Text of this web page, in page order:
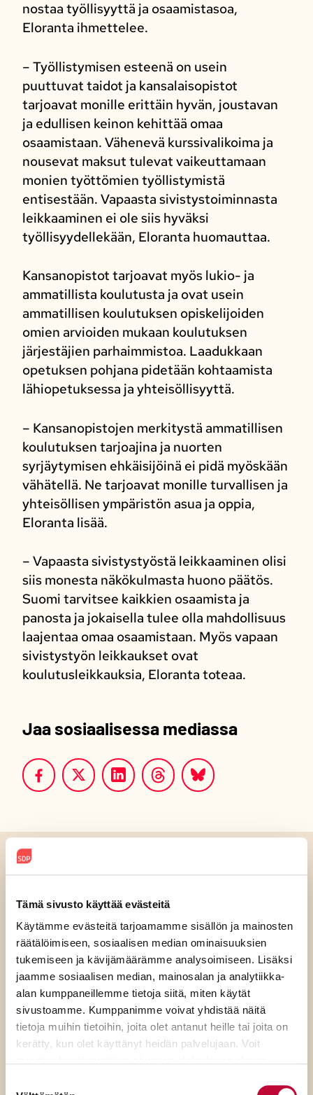
Tämä sivusto käyttää evästeitä
Käytämme evästeitä tarjoamamme sisällön ja mainosten
räätälöimiseen, sosiaalisen median ominaisuuksien
tukemiseen ja kävijämäärämme analysoimiseen. Lisäksi
jaamme sosiaalisen median, mainosalan ja analytiikka-
alan kumppaneillemme tietoja siitä, miten käytät
sivustoamme. Kumppanimme voivat yhdistää näitä
tietoja muihin tietoihin, joita olet antanut heille tai joita on
kerätty, kun olet käyttänyt heidän palvelujaan. Voit
nostaa työllisyyttä ja osaamistasoa,
Eloranta ihmettelee.
– Työllistymisen esteenä on usein
puuttuvat taidot ja kansalaisopistot
tarjoavat monille erittäin hyvän, joustavan
ja edullisen keinon kehittää omaa
osaamistaan. Vähenevä kurssivalikoima ja
nousevat maksut tulevat vaikeuttamaan
monien työttömien työllistymistä
entisestään. Vapaasta sivistystoiminnasta
leikkaaminen ei ole siis hyväksi
työllisyydellekään, Eloranta huomauttaa.
Kansanopistot tarjoavat myös lukio- ja
ammatillista koulutusta ja ovat usein
ammatillisen koulutuksen opiskelijoiden
omien arvioiden mukaan koulutuksen
järjestäjien parhaimmistoa. Laadukkaan
opetuksen pohjana pidetään kohtaamista
lähiopetuksessa ja yhteisöllisyyttä.
– Kansanopistojen merkitystä ammatillisen
koulutuksen tarjoajina ja nuorten
syrjäytymisen ehkäisijöinä ei pidä myöskään
vähätellä. Ne tarjoavat monille turvallisen ja
yhteisöllisen ympäristön asua ja oppia,
Eloranta lisää.
– Vapaasta sivistystyöstä leikkaaminen olisi
siis monesta näkökulmasta huono päätös.
Suomi tarvitsee kaikkien osaamista ja
panosta ja jokaisella tulee olla mahdollisuus
laajentaa omaa osaamistaan. Myös vapaan
sivistystyön leikkaukset ovat
koulutusleikkauksia, Eloranta toteaa.
Jaa sosiaalisessa mediassa
Luitko jo?